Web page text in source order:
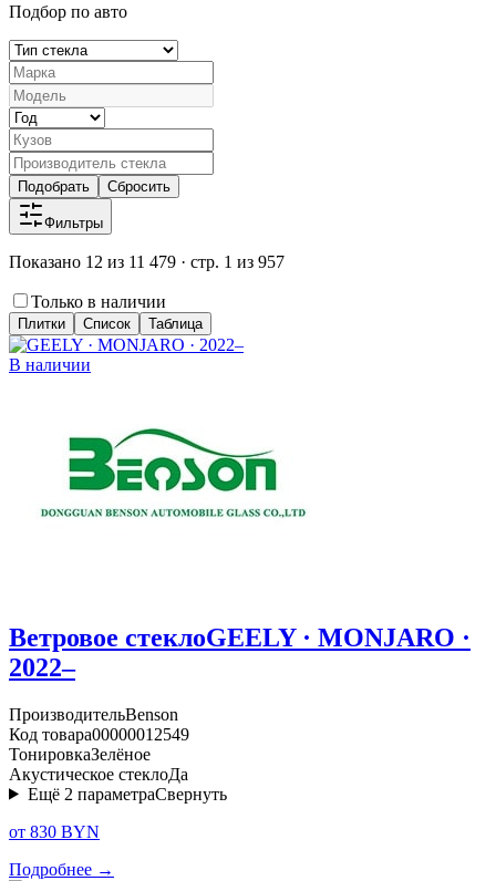
Подбор по авто
Подобрать Сбросить
Фильтры
Показано 12 из 11 479 · стр. 1 из 957
Только в наличии
Плитки Список Таблица
В наличии
Ветровое стеклоGEELY · MONJARO ·
2022–
ПроизводительBenson
Код товара00000012549
ТонировкаЗелёное
Акустическое стеклоДа
Ещё 2 параметраСвернуть
от 830 BYN
Подробнее →